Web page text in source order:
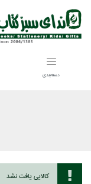
دسته‌بندي
كالايي يافت نشد